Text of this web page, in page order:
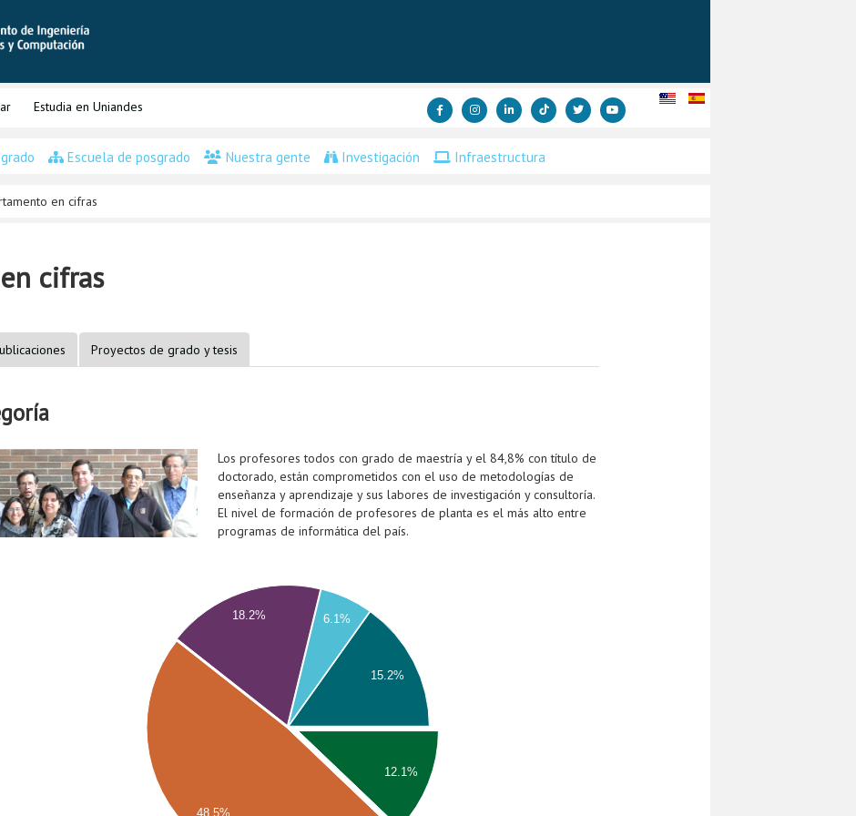
Estudia en Uniandes
Escuela de posgrado Nuestra gente Investigación Infraestructura
en cifras
cifras
Proyectos de grado y tesis
Los profesores todos con grado de maestría y el 84,8% con título de
doctorado, están comprometidos con el uso de metodologías de
enseñanza y aprendizaje y sus labores de investigación y consultoría.
El nivel de formación de profesores de planta es el más alto entre
programas de informática del país.
12.1%
15.2%
6.1%
18.2%
48.5%